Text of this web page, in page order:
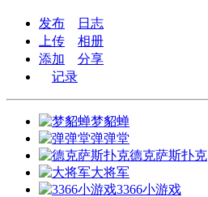
发布
日志
上传
相册
添加
分享
记录
梦貂蝉
弹弹堂
德克萨斯扑克
大将军
3366小游戏